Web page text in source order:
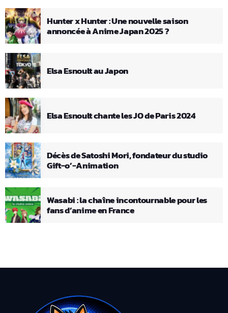
Hunter x Hunter : Une nouvelle saison
annoncée à Anime Japan 2025 ?
Elsa Esnoult au Japon
Elsa Esnoult chante les JO de Paris 2024
Décès de Satoshi Mori, fondateur du studio
Gift-o’-Animation
Wasabi : la chaîne incontournable pour les
fans d’anime en France